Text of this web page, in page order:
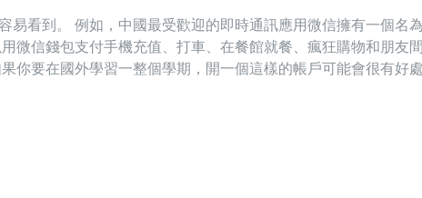
易看到。 例如，中國最受歡迎的即時通訊應用微信擁有一個名
微信錢包支付手機充值、打車、在餐館就餐、瘋狂購物和朋友
你要在國外學習一整個學期，開一個這樣的帳戶可能會很有好處